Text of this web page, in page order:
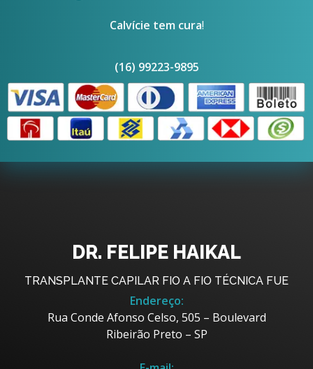
Calvície tem cura!
(16) 99223-9895
DR. FELIPE HAIKAL
TRANSPLANTE CAPILAR FIO A FIO TÉCNICA FUE
Endereço:
Rua Conde Afonso Celso, 505 – Boulevard
Ribeirão Preto – SP